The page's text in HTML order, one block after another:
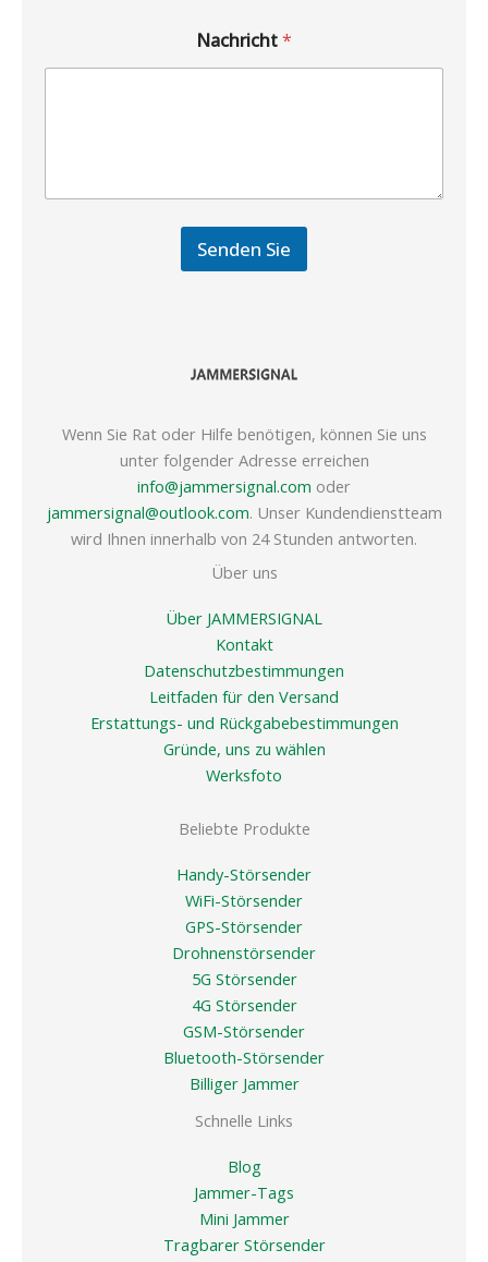
Nachricht*
Senden Sie
Wenn Sie Rat oder Hilfe benötigen, können Sie uns
unter folgender Adresse erreichen
info@jammersignal.com oder
jammersignal@outlook.com. Unser Kundendienstteam
wird Ihnen innerhalb von 24 Stunden antworten.
Über uns
Über JAMMERSIGNAL
Kontakt
Datenschutzbestimmungen
Leitfaden für den Versand
Erstattungs- und Rückgabebestimmungen
Gründe, uns zu wählen
Werksfoto
Beliebte Produkte
Handy-Störsender
WiFi-Störsender
GPS-Störsender
Drohnenstörsender
5G Störsender
4G Störsender
GSM-Störsender
Bluetooth-Störsender
Billiger Jammer
Schnelle Links
Blog
Jammer-Tags
Mini Jammer
Tragbarer Störsender